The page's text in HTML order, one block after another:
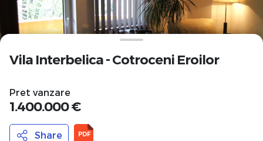
Vila Interbelica - Cotroceni Eroilor
Pret vanzare
1.400.000 €
Share PDF